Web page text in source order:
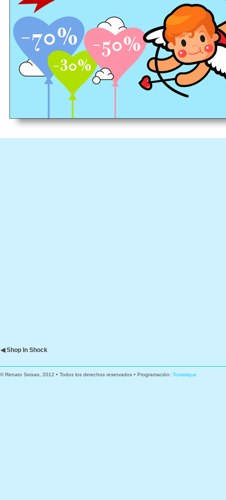
◀ Shop In Shock
© Renato Seixas, 2012 • Todos los derechos reservados • Programación: Tomatique